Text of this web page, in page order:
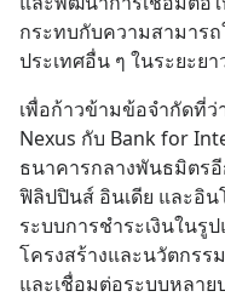
กระทบกับความสามารถ
ประเทศอื่น ๆ ในระยะยา
เพื่อก้าวข้ามข้อจำกัดที่ว่
Nexus กับ Bank for
ธนาคารกลางพันธมิตรอี
ฟิลิปปินส์ อินเดีย และอิน
ระบบการชำระเงินใน
โครงสร้างและนวัตกรร
และเชื่อมต่อระบบหลาย